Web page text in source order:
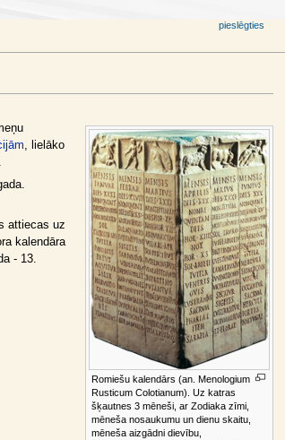
Romiešu kalendārs (an. Menologium
Rusticum Colotianum). Uz katras
šķautnes 3 mēneši, ar Zodiaka zīmi,
mēneša nosaukumu un dienu skaitu,
mēneša aizgādni dievību,
, lielāko
attiecas uz
kalendāra
- 13.
pieslēgties